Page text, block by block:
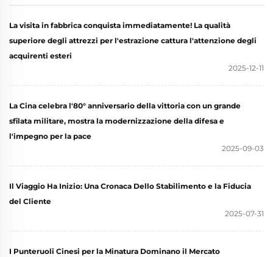
La visita in fabbrica conquista immediatamente! La qualità
superiore degli attrezzi per l'estrazione cattura l'attenzione degli
acquirenti esteri
2025-12-11
La Cina celebra l'80° anniversario della vittoria con un grande
sfilata militare, mostra la modernizzazione della difesa e
l'impegno per la pace
2025-09-03
Il Viaggio Ha Inizio: Una Cronaca Dello Stabilimento e la Fiducia
del Cliente
2025-07-31
I Punteruoli Cinesi per la Minatura Dominano il Mercato